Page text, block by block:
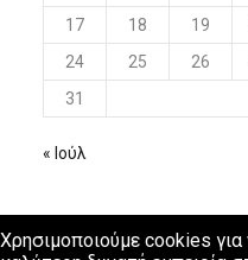
17
18 19
24
25 26
31
« Ιούλ
Χρησιμοποιούμε cookies